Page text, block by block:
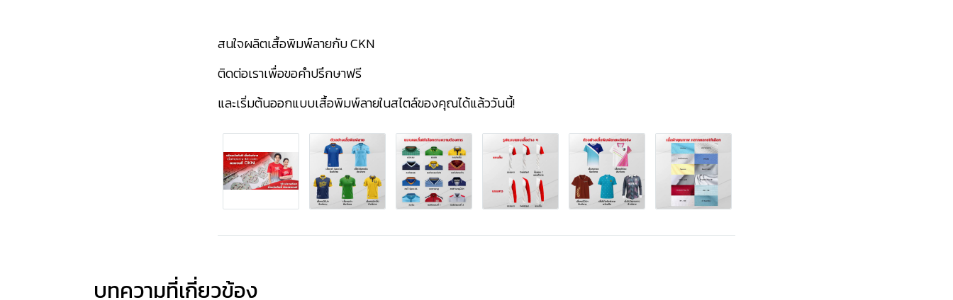
สนใจผลิตเสื้อพิมพ์ลายกับ CKN
ติดต่อเราเพื่อขอคำปรึกษาฟรี
และเริ่มต้นออกแบบเสื้อพิมพ์ลายในสไตล์ของคุณได้แล้ววันนี้!
บทความที่เกี่ยวข้อง